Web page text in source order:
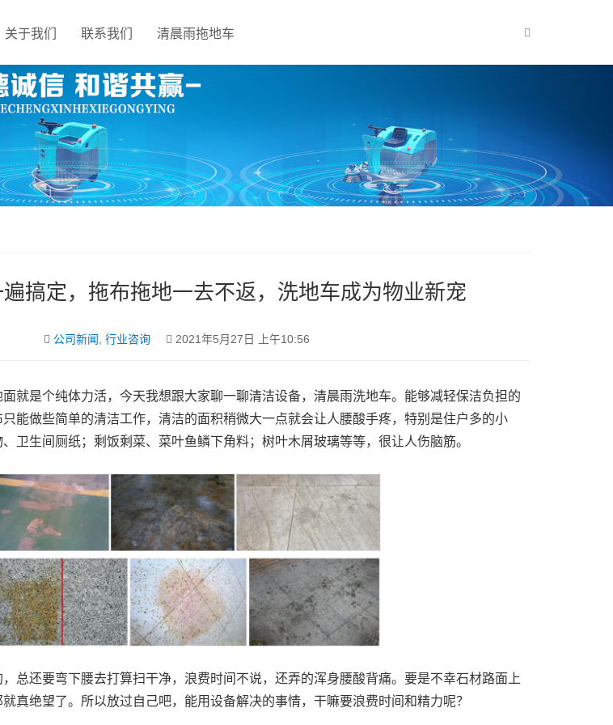
关于我们 联系我们 清晨雨拖地车
搞定，拖布拖地一去不返，洗地车成为物业新宠
公司新闻 行业咨询 2021年5月27日 上午10:56
就是个纯体力活，今天我想跟大家聊一聊清洁设备，清晨雨洗地车。能够减轻保洁负担的
能做些简单的清洁工作，清洁的面积稍微大一点就会让人腰酸手疼，特别是住户多的小
卫生间厕纸；剩饭剩菜、菜叶鱼鳞下角料；树叶木屑玻璃等等，很让人伤脑筋。
总还要弯下腰去打算扫干净，浪费时间不说，还弄的浑身腰酸背痛。要是不幸石材路面上
真绝望了。所以放过自己吧，能用设备解决的事情，干嘛要浪费时间和精力呢？